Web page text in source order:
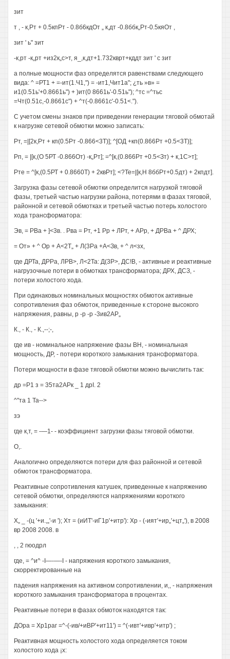
зит
т , - к,Рт + 0.5кпРт - 0.8б6кдОт „ к,дт -0.8ббк„Рт-0.5кяОт ,
зит ' ь" зит
-к,рт -к„рт +из2к„с>т, я_,к,дт+1.732кврт+кддт зит ' с зит
а полные мощности фаз определятся равенствами следующего
вида: ^ =РТ1 + =-ит(1.Ч1,") = -ит1,Чит1а"; ¿ть »в» =
и1(0.51ь'+0.8661ь") + )ит(0 8661ь'-0.51ь"); ^тс =^тьс
=Чт(0.51с,-0.8661с") + ^т(-0.8661с'-0.51<.").
С учетом смены знаков при приведении генерации тяговой обмотай
к нагрузке сетевой обмотки можно записать:
Рт, =|[2к,Рт + кп(0.5Рт -0.866<3Т)]; ^[ОД +кп(0.866Рт +0.5<3Т)];
Рп, = |[к,(О 5РТ -0.866От) -к„Рт]; =^[к,(0.866Рт +0.5<Зт) + к,1С>т];
Рте = ^[к,(0.5РТ + 0.8660Т) + 2квРт]; <?Те=|[к,Н 8ббРт+0.5дт) + 2кпдт].
Загрузка фазы сетевой обмотки определится нагрузкой тяговой
фазы, третьей частью нагрузки района, потерями в фазах тяговой,
районной и сетевой обмотках и третьей частью потерь холостого
хода трансформатора:
Эв, = РВа + ]<3в. . Рва = Рт, +1 Рр + ЛРт, + АРр, + ДРВа + ^ ДРХ;
= От» + ^ Ор + А<2Т„ + Л(3Ра +А<Зв, + ^ л<зх,
где ДРТа, ДРРа, ЛРВ>, Л<2Та: Д(3Р>, ДС!В, - активные и реактивные
нагрузочные потери в обмотках трансформатора; ДРХ, ДСЗ, -
потери холостого хода.
При одинаковых номинальных мощностях обмоток активные
сопротивления фаз обмоток, приведенные к стороне высокого
напряжения, равны, р -р -р -3ив2АР„
К., - К., - К.,--;-,
где ив - номинальное напряжение фазы ВН, - номинальная
мощность, ДР, - потери короткого замыкания трансформатора.
Потери мощности в фазе тяговой обмотки можно вычислить так:
др =Р1 з = 35та2АРк _ 1 дрI. 2
^"та 1 Та-->
зэ
где к,т, = -—1- - коэффициент загрузки фазы тяговой обмотки.
О,.
Аналогично определяются потери для фаз районной и сетевой
обмоток трансформатора.
Реактивные сопротивления катушек, приведенные к напряжению
сетевой обмотки, определяются напряжениями короткого
замыкания:
Х„ _ -(ц '+и.,„'-и '); Хт = (иИТ'-иГ1р'+итр'): Хр - (-ият'+ир„'+цт„'), в 2008
вр 2008 2008. в
, , 2 гюодрл
где, = ^и^ -I—-—-I - напряжения короткого замыкания,
скорректированные на
падения напряжения на активном сопротивлении, и,, - напряжения
короткого замыкания трансформатора в процентах.
Реактивные потери в фазах обмоток находятся так:
ДОра = Хр1раг =^-(-ив/+иВР'+ит11') = ^(-ивт'+ивр'+итр') ;
Реактивная мощность холостого хода определяется током
холостого хода ¡х: